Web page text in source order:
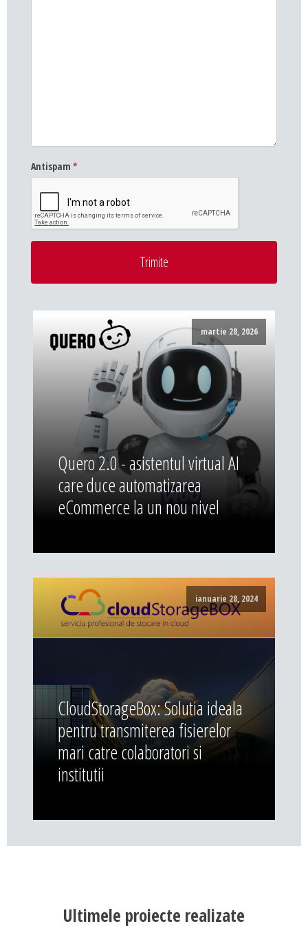
Antispam *
Trimite
martie 28, 2026
Quero 2.0 - asistentul virtual AI
care duce automatizarea
eCommerce la un nou nivel
ianuarie 28, 2024
CloudStorageBox: Solutia ideala
pentru transmiterea fisierelor
mari catre colaboratori si
institutii
Ultimele proiecte realizate